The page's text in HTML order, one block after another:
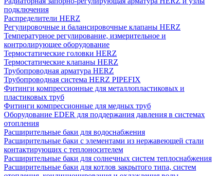
подключения
Распределители HERZ
Регулировочные и балансировочные клапаны HERZ
Температурное регулирование, измерительное и
контролирующее оборудование
Термостатические головки HERZ
Термостатические клапаны HERZ
Трубопроводная арматура HERZ
Трубопроводная система HERZ PIPEFIX
Фитинги компрессионные для металлопластиковых и
пластиковых труб
Фитинги компрессионные для медных труб
Оборудование EDER для поддержания давления в системах
отопления
Расширительные баки для водоснабжения
Расширительные баки с элементами из нержавеющей стали
контактирующих с теплоносителем
Расширительные баки для солнечных систем теплоснабжения
Расширительные баки для котлов закрытого типа, систем